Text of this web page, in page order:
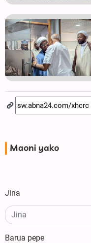
Maoni yako
Jina
Barua pepe